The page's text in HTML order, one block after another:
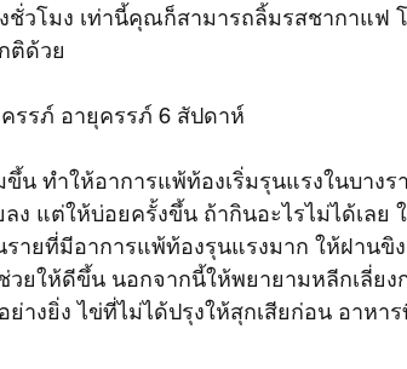
ชั่วโมง เท่านี้คุณก็สามารถลิ้มรสชากาแฟ
ติด้วย
รรภ์ อายุครรภ์ 6 สัปดาห์
ขึ้น ทำให้อาการแพ้ท้องเริ่มรุนแรงในบาง
ง แต่ให้บ่อยครั้งขึ้น ถ้ากินอะไรไม่ได้เล
ายที่มีอาการแพ้ท้องรุนแรงมาก ให้ฝานขิ
วยให้ดีขึ้น นอกจากนี้ให้พยายามหลีกเลี่ยง
ย่างยิ่ง ไข่ที่ไม่ได้ปรุงให้สุกเสียก่อน อาหา